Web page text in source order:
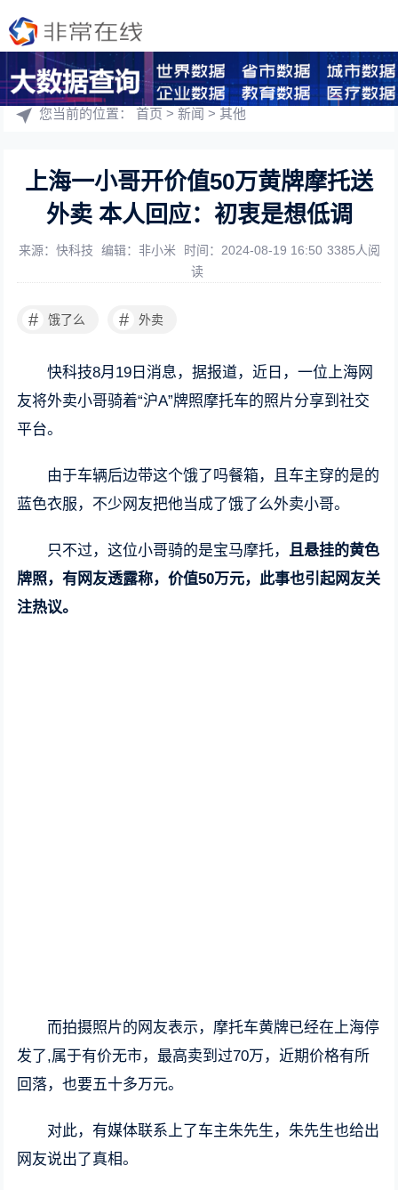
您当前的位置：首页 >新闻 >其他
上海一小哥开价值50万黄牌摩托送
外卖 本人回应：初衷是想低调
来源：快科技 编辑：非小米 时间：2024-08-19 16:50 3385人阅
读
# 饿了么 # 外卖
快科技8月19日消息，据报道，近日，一位上海网
友将外卖小哥骑着“沪A”牌照摩托车的照片分享到社交
平台。
由于车辆后边带这个饿了吗餐箱，且车主穿的是的
蓝色衣服，不少网友把他当成了饿了么外卖小哥。
只不过，这位小哥骑的是宝马摩托， 且悬挂的黄色
牌照，有网友透露称，价值50万元，此事也引起网友关
注热议。
而拍摄照片的网友表示，摩托车黄牌已经在上海停
发了,属于有价无市，最高卖到过70万，近期价格有所
回落，也要五十多万元。
对此，有媒体联系上了车主朱先生，朱先生也给出
网友说出了真相。